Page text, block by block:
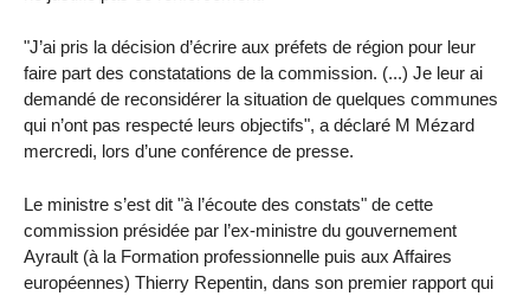
"J’ai pris la décision d’écrire aux préfets de région pour leur
faire part des constatations de la commission. (...) Je leur ai
demandé de reconsidérer la situation de quelques communes
qui n’ont pas respecté leurs objectifs", a déclaré M Mézard
mercredi, lors d’une conférence de presse.
Le ministre s’est dit "à l’écoute des constats" de cette
commission présidée par l’ex-ministre du gouvernement
Ayrault (à la Formation professionnelle puis aux Affaires
européennes) Thierry Repentin, dans son premier rapport qui